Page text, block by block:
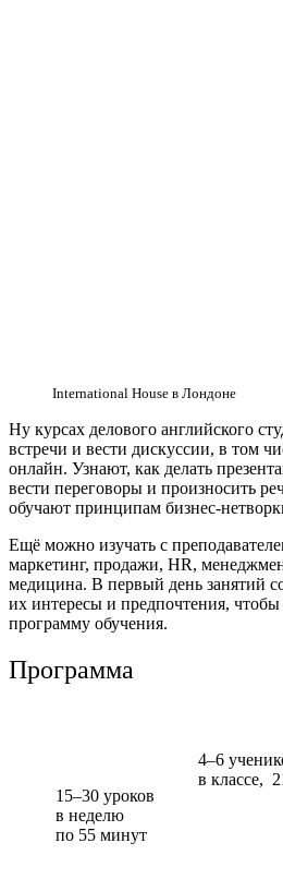
International House в Лондоне
Ну курсах делового английского
встречи и вести дискуссии, в том
онлайн. Узнают, как делать
вести переговоры и произносить
обучают принципам бизнес-
Ещё можно изучать с
маркетинг, продажи, HR,
медицина. В первый день занятий
их интересы и предпочтения,
программу обучения.
Программа
15–30 уроков
в неделю
по 55 минут
4–6
в классе,